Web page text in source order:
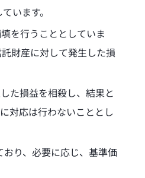
います。
を行うこととしていま
財産に対して発生した損
た損益を相殺し、結果と
対応は行わないこととし
り、必要に応じ、基準価